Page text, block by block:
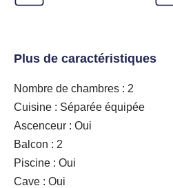
Plus de caractéristiques
Nombre de chambres : 2
Cuisine : Séparée équipée
Ascenceur : Oui
Balcon : 2
Piscine : Oui
Cave : Oui